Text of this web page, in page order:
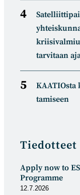
tarvitaan
tamiseen
Tiedotteet
Apply now to
Programme
12.7.2026